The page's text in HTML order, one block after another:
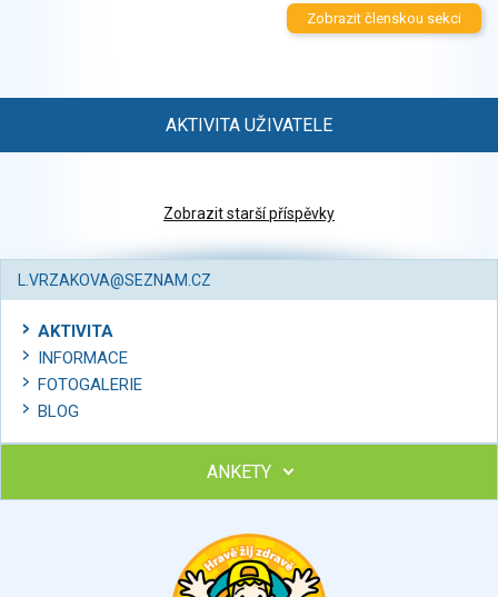
Zobrazit členskou sekci
AKTIVITA UŽIVATELE
Zobrazit starší příspěvky
L.VRZAKOVA@SEZNAM.CZ
AKTIVITA
INFORMACE
FOTOGALERIE
BLOG
ANKETY